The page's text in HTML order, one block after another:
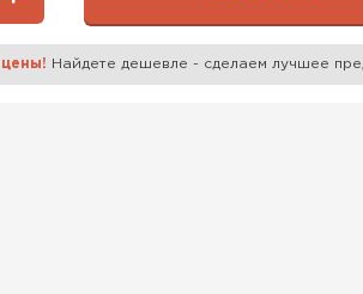
Найдете дешевле - сделаем лучшее